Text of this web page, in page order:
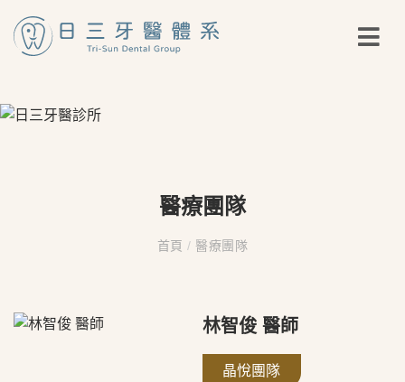
醫療團隊
首頁/ 醫療團隊
林智俊 醫師
晶悅團隊